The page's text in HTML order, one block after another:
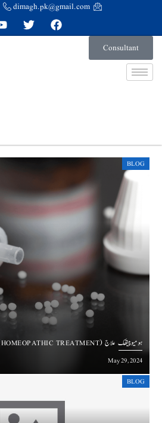
dimagh.pk@gmail.com
Consultant
BLOG
ہومیوپیتھک علاج (HOMEOPATHIC TREATMENT)
May 29, 2024
BLOG